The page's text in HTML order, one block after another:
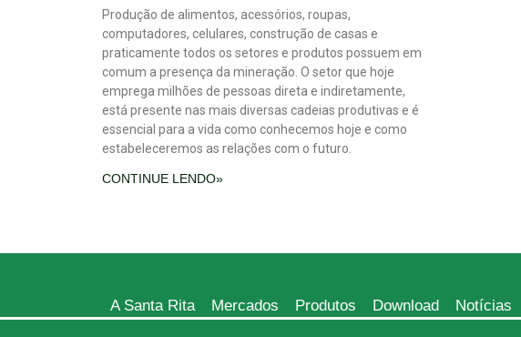
Produção de alimentos, acessórios, roupas,
computadores, celulares, construção de casas e
praticamente todos os setores e produtos possuem em
comum a presença da mineração. O setor que hoje
emprega milhões de pessoas direta e indiretamente,
está presente nas mais diversas cadeias produtivas e é
essencial para a vida como conhecemos hoje e como
estabeleceremos as relações com o futuro.
CONTINUE LENDO»
A Santa Rita Mercados Produtos Download Notícias